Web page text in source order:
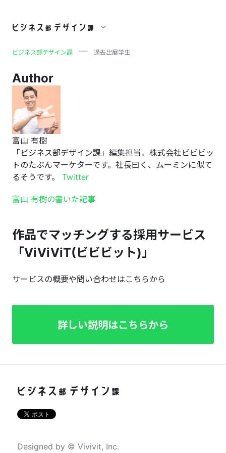
過去出展学生
ビジネス部デザイン課 過去出展学生
Author
富山 有樹
「ビジネス部デザイン課」編集担当。株式会社ビビビッ
トのたぶんマーケターです。社長曰く、ムーミンに似て
るそうです。 Twitter
富山 有樹の書いた記事
作品でマッチングする採用サービス
「ViViViT(ビビビット)」
サービスの概要や問い合わせはこちらから
詳しい説明はこちらから
Designed by © Vivivit, Inc.